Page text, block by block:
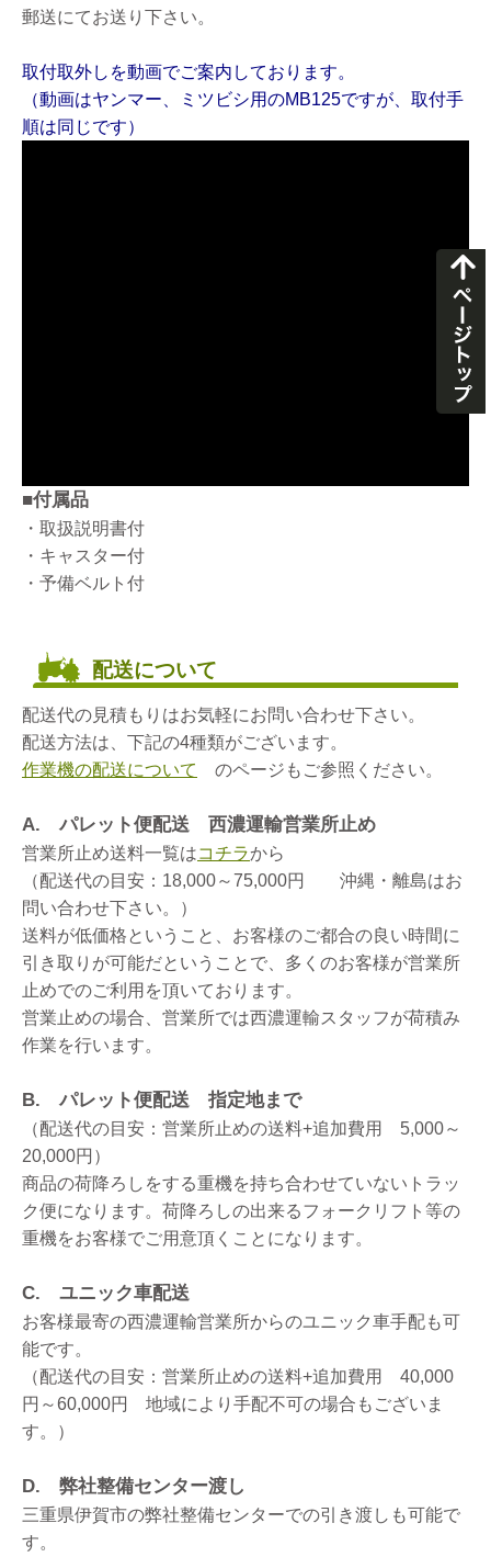
郵送にてお送り下さい。
取付取外しを動画でご案内しております。
（動画はヤンマー、ミツビシ用のMB125ですが、取付手
順は同じです）
■付属品
・取扱説明書付
・キャスター付
・予備ベルト付
配送について
配送代の見積もりはお気軽にお問い合わせ下さい。
配送方法は、下記の4種類がございます。
作業機の配送について
のページもご参照ください。
A. パレット便配送 西濃運輸営業所止め
営業所止め送料一覧はコチラから
（配送代の目安：18,000～75,000円 沖縄・離島はお
問い合わせ下さい。）
送料が低価格ということ、お客様のご都合の良い時間に
引き取りが可能だということで、多くのお客様が営業所
止めでのご利用を頂いております。
営業止めの場合、営業所では西濃運輸スタッフが荷積み
作業を行います。
B. パレット便配送 指定地まで
（配送代の目安：営業所止めの送料+追加費用 5,000～
20,000円）
商品の荷降ろしをする重機を持ち合わせていないトラッ
ク便になります。荷降ろしの出来るフォークリフト等の
重機をお客様でご用意頂くことになります。
C. ユニック車配送
お客様最寄の西濃運輸営業所からのユニック車手配も可
能です。
（配送代の目安：営業所止めの送料+追加費用 40,000
円～60,000円 地域により手配不可の場合もございま
す。）
D. 弊社整備センター渡し
三重県伊賀市の弊社整備センターでの引き渡しも可能で
す。